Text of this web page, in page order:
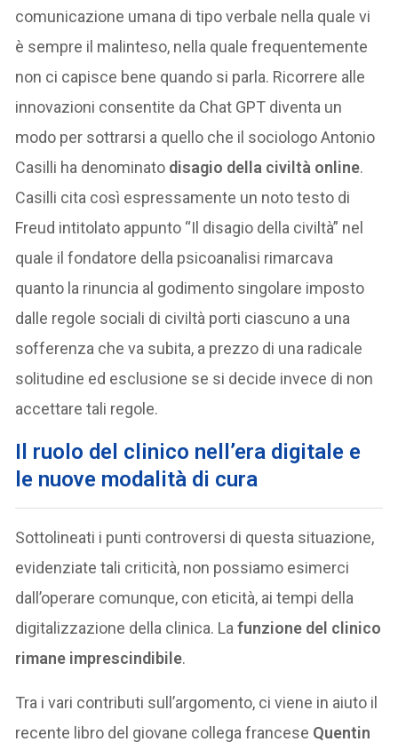
comunicazione umana di tipo verbale nella quale vi
è sempre il malinteso, nella quale frequentemente
non ci capisce bene quando si parla. Ricorrere alle
innovazioni consentite da Chat GPT diventa un
modo per sottrarsi a quello che il sociologo Antonio
Casilli ha denominato disagio della civiltà online.
Casilli cita così espressamente un noto testo di
Freud intitolato appunto “Il disagio della civiltà” nel
quale il fondatore della psicoanalisi rimarcava
quanto la rinuncia al godimento singolare imposto
dalle regole sociali di civiltà porti ciascuno a una
sofferenza che va subita, a prezzo di una radicale
solitudine ed esclusione se si decide invece di non
accettare tali regole.
Il ruolo del clinico nell’era digitale e
le nuove modalità di cura
Sottolineati i punti controversi di questa situazione,
evidenziate tali criticità, non possiamo esimerci
dall’operare comunque, con eticità, ai tempi della
digitalizzazione della clinica. Lafunzione del clinico
rimane imprescindibile.
Tra i vari contributi sull’argomento, ci viene in aiuto il
recente libro del giovane collega francese Quentin